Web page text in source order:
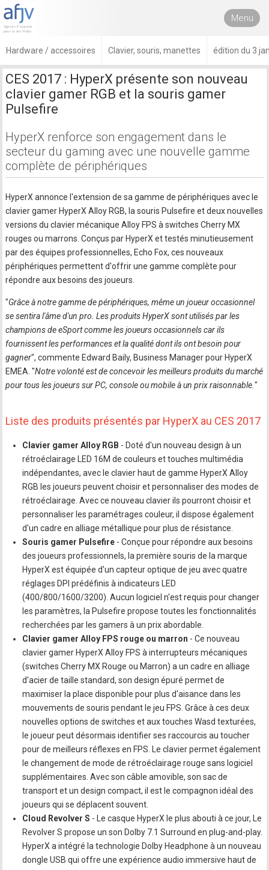
Menu
Hardware / accessoires Clavier, souris, manettes édition du 3
CES 2017 : HyperX présente son nouveau
clavier gamer RGB et la souris gamer
Pulsefire
HyperX renforce son engagement dans le
secteur du gaming avec une nouvelle gamme
complète de périphériques
HyperX annonce l'extension de sa gamme de périphériques avec le
clavier gamer HyperX Alloy RGB, la souris Pulsefire et deux nouvelles
versions du clavier mécanique Alloy FPS à switches Cherry MX
rouges ou marrons. Conçus par HyperX et testés minutieusement
par des équipes professionnelles, Echo Fox, ces nouveaux
périphériques permettent d'offrir une gamme complète pour
répondre aux besoins des joueurs.
"Grâce à notre gamme de périphériques, même un joueur occasionnel
se sentira l'âme d'un pro. Les produits HyperX sont utilisés par les
champions de eSport comme les joueurs occasionnels car ils
fournissent les performances et la qualité dont ils ont besoin pour
gagner", commente Edward Baily, Business Manager pour HyperX
EMEA. "Notre volonté est de concevoir les meilleurs produits du marché
pour tous les joueurs sur PC, console ou mobile à un prix raisonnable."
Liste des produits présentés par HyperX au CES 2017
Clavier gamer Alloy RGB - Doté d'un nouveau design à un
rétroéclairage LED 16M de couleurs et touches multimédia
indépendantes, avec le clavier haut de gamme HyperX Alloy
RGB les joueurs peuvent choisir et personnaliser des modes de
rétroéclairage. Avec ce nouveau clavier ils pourront choisir et
personnaliser les paramétrages couleur, il dispose également
d'un cadre en alliage métallique pour plus de résistance.
Souris gamer Pulsefire - Conçue pour répondre aux besoins
des joueurs professionnels, la première souris de la marque
HyperX est équipée d'un capteur optique de jeu avec quatre
réglages DPI prédéfinis à indicateurs LED
(400/800/1600/3200). Aucun logiciel n'est requis pour changer
les paramètres, la Pulsefire propose toutes les fonctionnalités
recherchées par les gamers à un prix abordable.
Clavier gamer Alloy FPS rouge ou marron - Ce nouveau
clavier gamer HyperX Alloy FPS à interrupteurs mécaniques
(switches Cherry MX Rouge ou Marron) a un cadre en alliage
d'acier de taille standard, son design épuré permet de
maximiser la place disponible pour plus d'aisance dans les
mouvements de souris pendant le jeu FPS. Grâce à ces deux
nouvelles options de switches et aux touches Wasd texturées,
le joueur peut désormais identifier ses raccourcis au toucher
pour de meilleurs réflexes en FPS. Le clavier permet également
le changement de mode de rétroéclairage rouge sans logiciel
supplémentaires. Avec son câble amovible, son sac de
transport et un design compact, il est le compagnon idéal des
joueurs qui se déplacent souvent.
Cloud Revolver S - Le casque HyperX le plus abouti à ce jour, Le
Revolver S propose un son Dolby 7.1 Surround en plug-and-play.
HyperX a intégré la technologie Dolby Headphone à un nouveau
dongle USB qui offre une expérience audio immersive haut de